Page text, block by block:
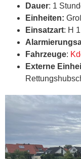
Dauer: 1
Einheiten:
Einsatzart: H
Fahrzeuge:
Externe